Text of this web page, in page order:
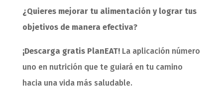
¿Quieres mejorar tu alimentación y lograr tus
objetivos de manera efectiva?
¡Descarga gratis PlanEAT! La aplicación número
uno en nutrición que te guiará en tu camino
hacia una vida más saludable.